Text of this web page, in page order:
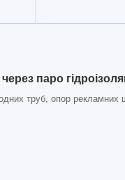
паро
труб, опор рекламних